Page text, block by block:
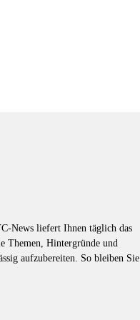
News liefert Ihnen täglich das
Themen, Hintergründe und
aufzubereiten. So bleiben Sie